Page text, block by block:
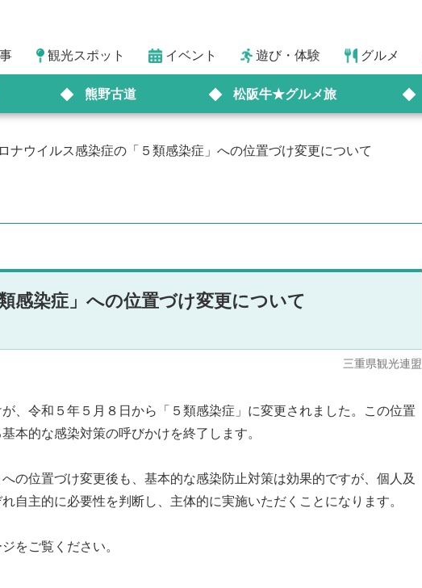
観光スポット イベント 遊び・体験 グルメ
熊野古道 松阪牛★グルメ旅
ナウイルス感染症の「５類感染症」への位置づけ変更について
感染症」への位置づけ変更について
三重県観光連盟
、令和５年５月８日から「５類感染症」に変更されました。この位置
本的な感染対策の呼びかけを終了します。
の位置づけ変更後も、基本的な感染防止対策は効果的ですが、個人及
自主的に必要性を判断し、主体的に実施いただくことになります。
をご覧ください。